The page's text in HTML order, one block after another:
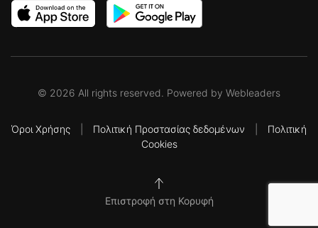
© 2026 All rights reserved. Powered by Webleaders
Όροι Χρήσης Πολιτική Προστασίας δεδομένων
Πολιτική
Cookies
Επιστροφή στη Κορυφή